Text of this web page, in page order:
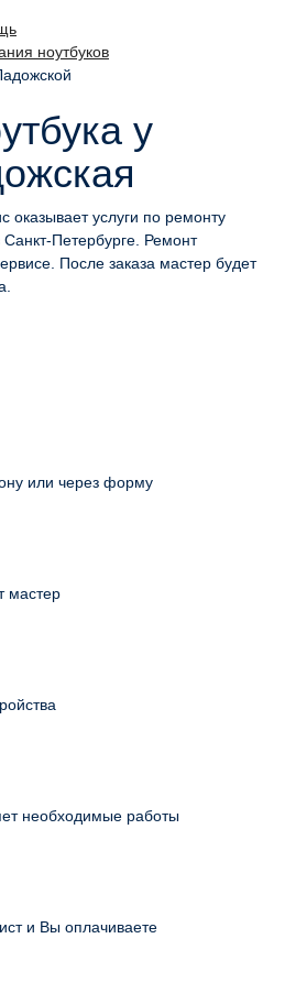
ноутбуков
у
услуги по ремонту
Петербурге. Ремонт
После заказа мастер будет
или через форму
мастер
необходимые работы
и Вы оплачиваете